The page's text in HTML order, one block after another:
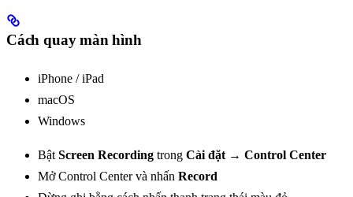
Cách quay màn hình
iPhone / iPad
macOS
Windows
Bật Screen Recording trong Cài đặt → Control Center
Mở Control Center và nhấn Record